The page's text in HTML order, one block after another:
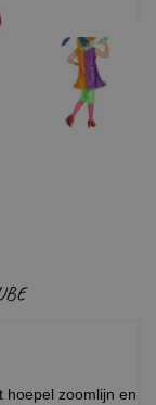
hoepel zoomlijn en